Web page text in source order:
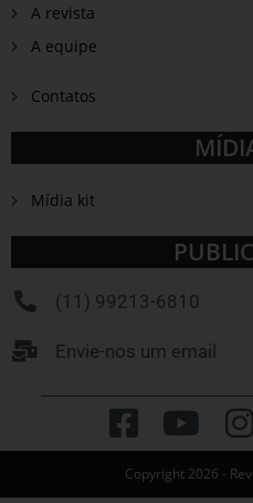
A revista
A equipe
Contatos
Mídia kit
(11) 99213-6810
Envie-nos um email
Copyright 2026 -